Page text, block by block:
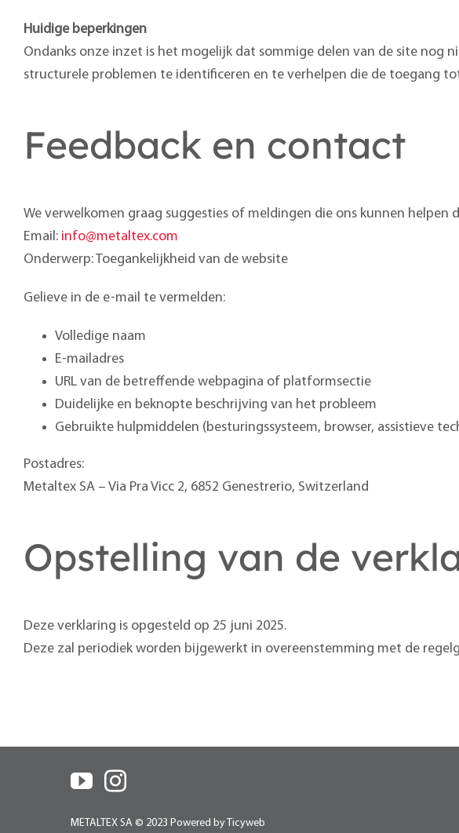
Huidige beperkingen
Ondanks onze inzet is het mogelijk dat sommige delen van de site nog
structurele problemen te identificeren en te verhelpen die de toegang
Feedback en contact
We verwelkomen graag suggesties of meldingen die ons kunnen
Email: info@metaltex.com
Onderwerp: Toegankelijkheid van de website
Gelieve in de e-mail te vermelden:
Volledige naam
E-mailadres
URL van de betreffende webpagina of platformsectie
Duidelijke en beknopte beschrijving van het probleem
Gebruikte hulpmiddelen (besturingssysteem, browser, assistieve
Postadres:
Metaltex SA – Via Pra Vicc 2, 6852 Genestrerio, Switzerland
Opstelling van de
Deze verklaring is opgesteld op 25 juni 2025.
Deze zal periodiek worden bijgewerkt in overeenstemming met de
METALTEX SA © 2023 Powered by Ticyweb